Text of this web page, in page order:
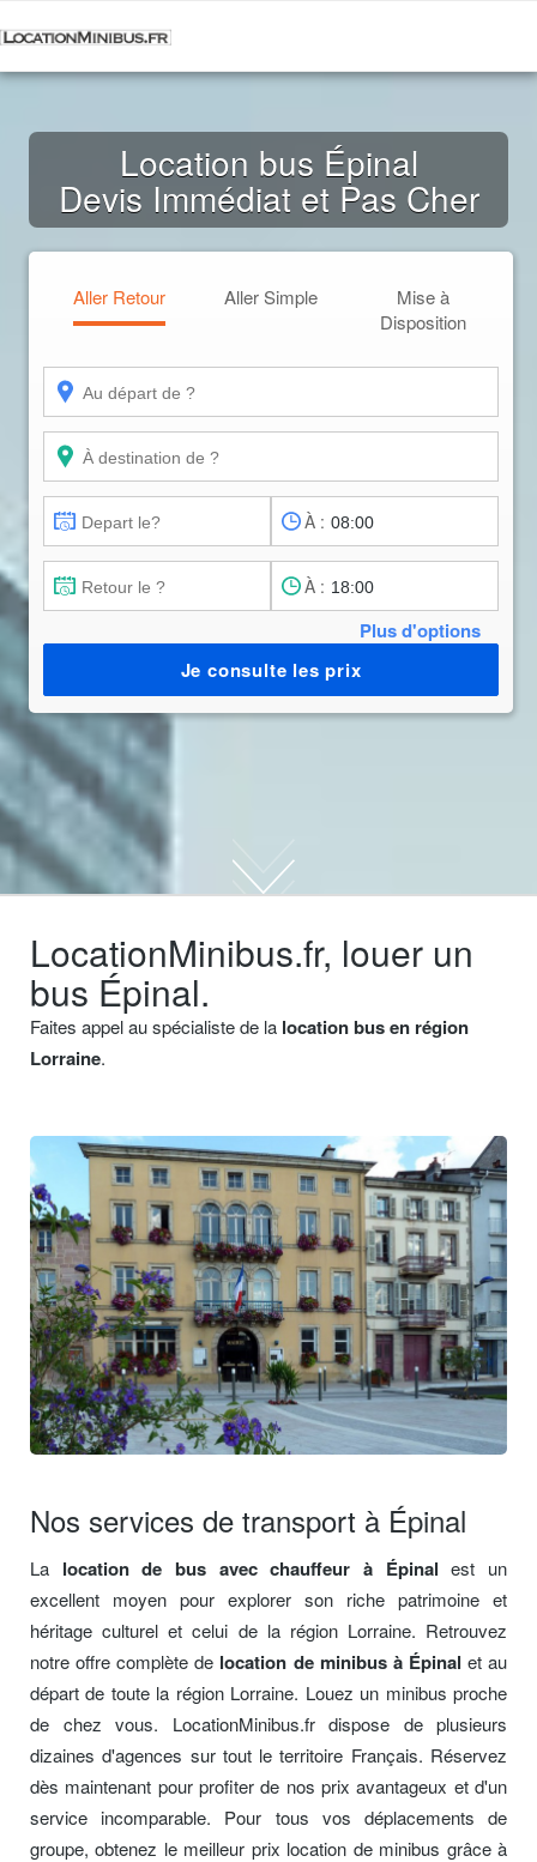
Location bus Épinal
Devis Immédiat et Pas Cher
Aller Retour Aller Simple
Mise à
Disposition
À :
À :
Plus d'options
Je consulte les prix
LocationMinibus.fr, louer un
bus Épinal.
Faites appel au spécialiste de la location bus en région
Lorraine.
Nos services de transport à Épinal
La location de bus avec chauffeur à Épinalest un
excellent moyen pour explorer son riche patrimoine et
héritage culturel et celui de la région Lorraine. Retrouvez
notre offre complète de location de minibus à Épinal et au
départ de toute la région Lorraine. Louez un minibus proche
de chez vous. LocationMinibus.fr dispose de plusieurs
dizaines d'agences sur tout le territoire Français. Réservez
dès maintenant pour profiter de nos prix avantageux et d'un
service incomparable. Pour tous vos déplacements de
groupe, obtenez le meilleur prix location de minibus grâce à